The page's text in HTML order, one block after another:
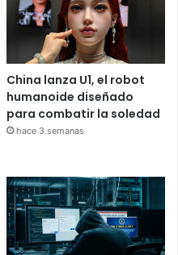
China lanza U1, el robot
humanoide diseñado
para combatir la soledad
hace 3 semanas